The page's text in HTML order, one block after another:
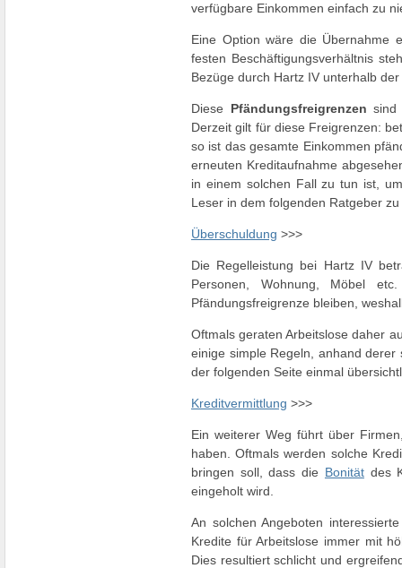
verfügbare Einkommen einfach zu
Eine Option wäre die Übernahme
festen Beschäftigungsverhältnis
Bezüge durch Hartz IV unterhalb
Diese Pfändungsfreigrenzen sind
Derzeit gilt für diese Freigrenzen:
so ist das gesamte Einkommen
erneuten Kreditaufnahme
in einem solchen Fall zu tun ist,
Leser in dem folgenden Ratgeber
Überschuldung >>>
Die Regelleistung bei Hartz IV
Personen, Wohnung, Möbel
Pfändungsfreigrenze bleiben,
Oftmals geraten Arbeitslose daher
einige simple Regeln, anhand
der folgenden Seite einmal
Kreditvermittlung >>>
Ein weiterer Weg führt über
haben. Oftmals werden solche
bringen soll, dass die Bonitätdes
eingeholt wird.
An solchen Angeboten
Kredite für Arbeitslose immer mit
Dies resultiert schlicht und